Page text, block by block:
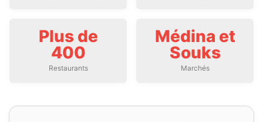
Plus de
400
Restaurants
Médina et
Souks
Marchés